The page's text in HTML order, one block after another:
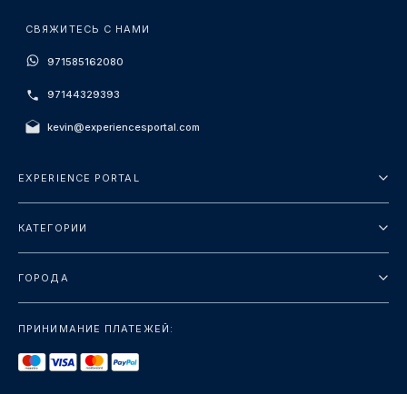
СВЯЖИТЕСЬ С НАМИ
971585162080
97144329393
kevin@experiencesportal.com
EXPERIENCE PORTAL
Политика конфиденциальности
КАТЕГОРИИ
Ориентиры
Роскошь
ГОРОДА
ПРИНИМАНИЕ ПЛАТЕЖЕЙ: